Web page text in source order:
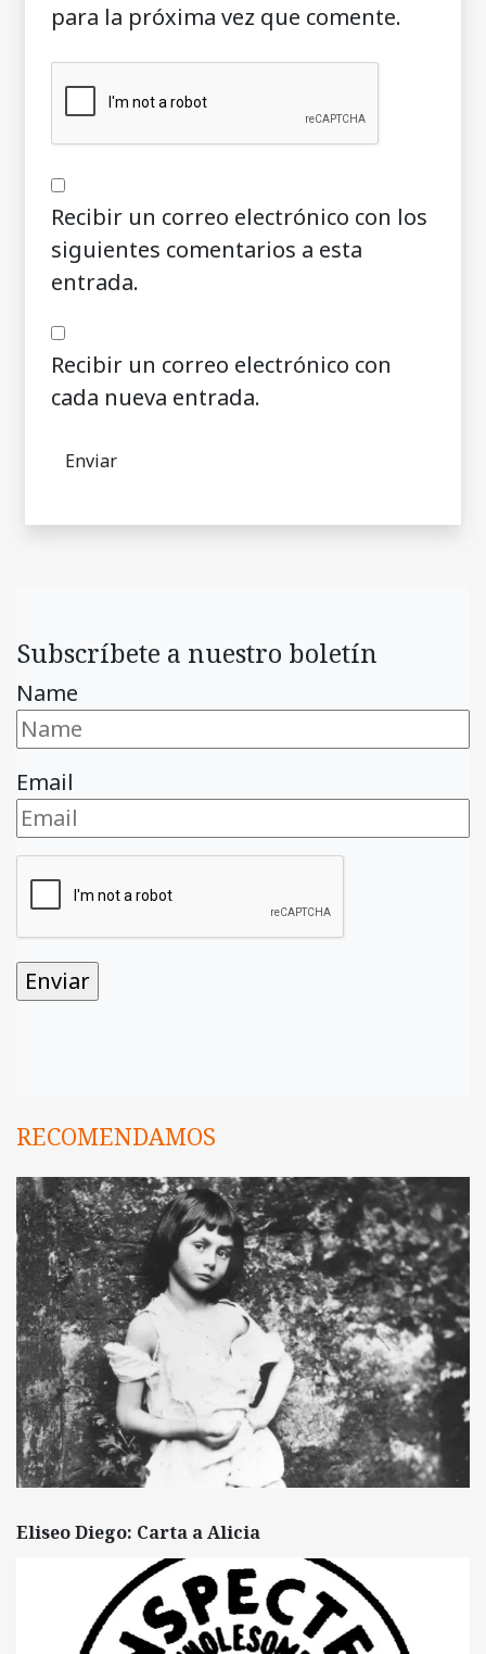
para la próxima vez que comente.
Recibir un correo electrónico con los
siguientes comentarios a esta
entrada.
Recibir un correo electrónico con
cada nueva entrada.
Subscríbete a nuestro boletín
Name
Email
RECOMENDAMOS
Eliseo Diego: Carta a Alicia